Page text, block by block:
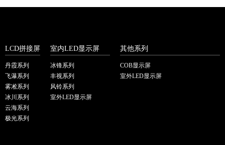
LCD拼接屏
丹霞系列
飞瀑系列
雾凇系列
冰川系列
云海系列
极光系列
室内LED显示屏
冰锋系列
丰视系列
风铃系列
室外LED显示屏
其他系列
COB显示屏
室外LED显示屏